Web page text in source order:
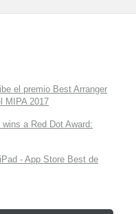
el premio Best Arranger
MIPA 2017
a Red Dot Award:
- App Store Best de